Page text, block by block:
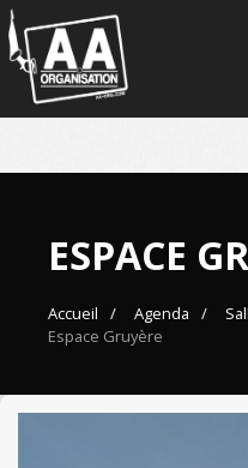
Panneau de gestion des cookies
ESPACE
Accueil Agenda
Espace Gruyère